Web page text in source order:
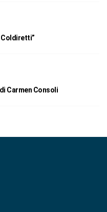
Coldiretti”
Carmen Consoli